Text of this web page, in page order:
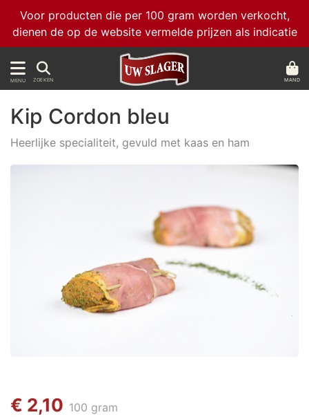
Voor producten die per 100 gram worden verkocht,
dienen de op de website vermelde prijzen als indicatie
MENU ZOEKEN MAND
Kip Cordon bleu
Heerlijke specialiteit, gevuld met kaas en ham
€ 2,10 100 gram